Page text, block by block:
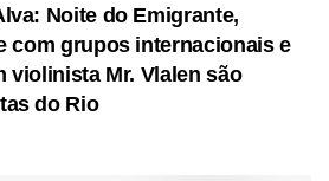
Noite do Emigrante,
com grupos internacionais e
violinista Mr. Vlalen são
do Rio